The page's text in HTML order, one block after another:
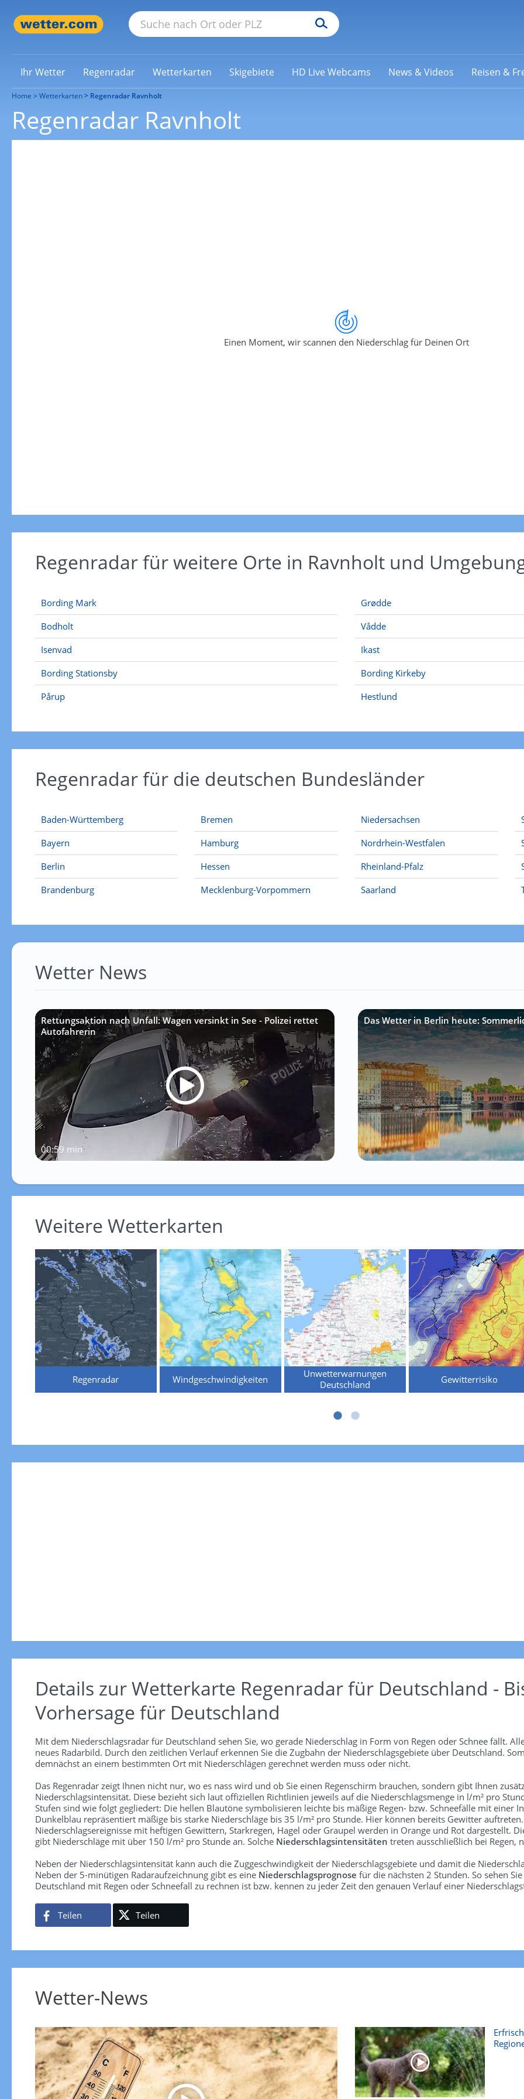
Ihr Wetter Regenradar Wetterkarten Skigebiete HD Live Webcams News & Videos Reisen &
Home Wetterkarten Regenradar Ravnholt
Regenradar Ravnholt
Einen Moment, wir scannen den Niederschlag für Deinen Ort
Regenradar für weitere Orte in Ravnholt und
Bording Mark
Bodholt
Isenvad
Bording Stationsby
Pårup
Grødde
Vådde
Ikast
Bording Kirkeby
Hestlund
Regenradar für die deutschen Bundesländer
Baden-Württemberg
Bayern
Berlin
Brandenburg
Bremen
Hamburg
Hessen
Mecklenburg-Vorpommern
Niedersachsen
Nordrhein-Westfalen
Rheinland-Pfalz
Saarland
Wetter News
Rettungsaktion nach Unfall: Wagen versinkt in See - Polizei rettet
Autofahrerin
00:59 min
Das Wetter in Berlin heute:
Weitere Wetterkarten
Regenradar Windgeschwindigkeiten
Unwetterwarnungen
Deutschland
Gewitterrisiko
Details zur Wetterkarte Regenradar für Deutschland -
Vorhersage für Deutschland
Mit dem Niederschlagsradar für Deutschland sehen Sie, wo gerade Niederschlag in Form von Regen oder Schnee fällt.
neues Radarbild. Durch den zeitlichen Verlauf erkennen Sie die Zugbahn der Niederschlagsgebiete über Deutschland.
demnächst an einem bestimmten Ort mit Niederschlägen gerechnet werden muss oder nicht.
Das Regenradar zeigt Ihnen nicht nur, wo es nass wird und ob Sie einen Regenschirm brauchen, sondern gibt Ihnen
Niederschlagsintensität. Diese bezieht sich laut offiziellen Richtlinien jeweils auf die Niederschlagsmenge in l/m² pro
Stufen sind wie folgt gegliedert: Die hellen Blautöne symbolisieren leichte bis mäßige Regen- bzw. Schneefälle mit einer
Dunkelblau repräsentiert mäßige bis starke Niederschläge bis 35 l/m² pro Stunde. Hier können bereits Gewitter
Niederschlagsereignisse mit heftigen Gewittern, Starkregen, Hagel oder Graupel werden in Orange und Rot dargestellt.
gibt Niederschläge mit über 150 l/m² pro Stunde an. Solche Niederschlagsintensitäten treten ausschließlich bei Regen,
Neben der Niederschlagsintensität kann auch die Zuggeschwindigkeit der Niederschlagsgebiete und damit die
Neben der 5-minütigen Radaraufzeichnung gibt es eine Niederschlagsprognose für die nächsten 2 Stunden. So sehen
Deutschland mit Regen oder Schneefall zu rechnen ist bzw. kennen zu jeder Zeit den genauen Verlauf einer
Teilen Teilen
Wetter-News